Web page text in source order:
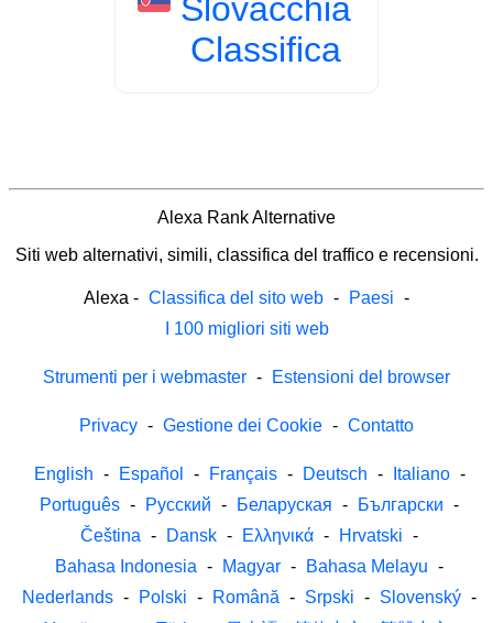
Slovacchia
Classifica
Alexa Rank Alternative
Siti web alternativi, simili, classifica del traffico e recensioni.
Alexa - Classifica del sito web - Paesi -
I 100 migliori siti web
Strumenti per i webmaster - Estensioni del browser
Privacy - Gestione dei Cookie - Contatto
English - Español - Français - Deutsch - Italiano -
Português - Русский - Беларуская - Български -
Čeština - Dansk - Ελληνικά - Hrvatski -
Bahasa Indonesia - Magyar - Bahasa Melayu -
Nederlands - Polski - Română - Srpski - Slovenský -